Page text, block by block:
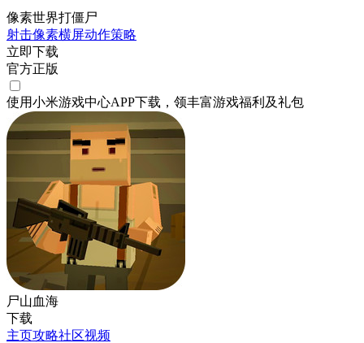
像素世界打僵尸
射击像素横屏动作策略
立即下载
官方正版
使用小米游戏中心APP下载 ，领丰富游戏福利 及礼包
尸山血海
下载
主页攻略社区视频